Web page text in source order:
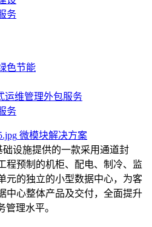
务
色节能
运维管理外包服务
务
微模块解决方案
础设施提供的一款采用通道封
程预制的机柜、配电、制冷、监
元的独立的小型数据中心，为客
中心整体产品及交付，全面提升
管理水平。